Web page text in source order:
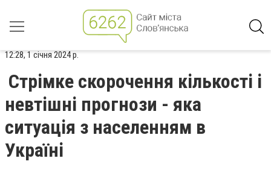
12:28, 1 січня 2024 р.
Стрімке скорочення кількості і
невтішні прогнози - яка
ситуація з населенням в
Україні